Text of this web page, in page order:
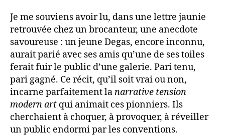
Je me souviens avoir lu, dans une lettre jaunie
retrouvée chez un brocanteur, une anecdote
savoureuse : un jeune Degas, encore inconnu,
aurait parié avec ses amis qu’une de ses toiles
ferait fuir le public d’une galerie. Pari tenu,
pari gagné. Ce récit, qu’il soit vrai ou non,
incarne parfaitement lanarrative tension
modern art qui animait ces pionniers. Ils
cherchaient à choquer, à provoquer, à réveiller
un public endormi par les conventions.